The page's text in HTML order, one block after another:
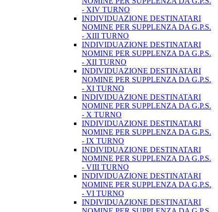
- XIV TURNO
INDIVIDUAZIONE DESTINATARI
NOMINE PER SUPPLENZA DA G.P.S.
- XIII TURNO
INDIVIDUAZIONE DESTINATARI
NOMINE PER SUPPLENZA DA G.P.S.
- XII TURNO
INDIVIDUAZIONE DESTINATARI
NOMINE PER SUPPLENZA DA G.P.S.
- XI TURNO
INDIVIDUAZIONE DESTINATARI
NOMINE PER SUPPLENZA DA G.P.S.
- X TURNO
INDIVIDUAZIONE DESTINATARI
NOMINE PER SUPPLENZA DA G.P.S.
- IX TURNO
INDIVIDUAZIONE DESTINATARI
NOMINE PER SUPPLENZA DA G.P.S.
- VIII TURNO
INDIVIDUAZIONE DESTINATARI
NOMINE PER SUPPLENZA DA G.P.S.
- VI TURNO
INDIVIDUAZIONE DESTINATARI